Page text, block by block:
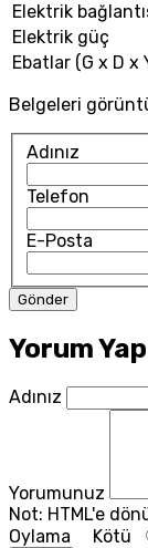
Elektrik
Elektrik güç
Ebatlar (G x D x
Belgeleri
Adınız
Telefon
E-Posta
Yorum Yap
Adınız
Yorumunuz
Not: HTML'e
Oylama Kötü